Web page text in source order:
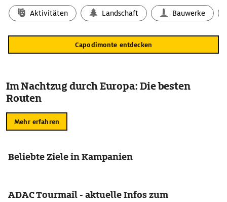
Aktivitäten Landschaft Bauwerke
Capodimonte entdecken
Im Nachtzug durch Europa: Die besten
Routen
Mehr erfahren
Beliebte Ziele in Kampanien
ADAC Tourmail - aktuelle Infos zum